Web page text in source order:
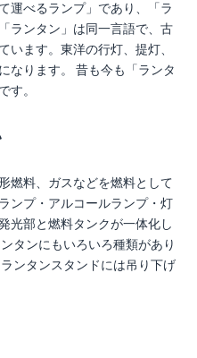
運べるランプ」であり、「ラ
ランタン」は同一言語で、古
います。東洋の行灯、提灯、
なります。 昔も今も「ランタ
す。
燃料、ガスなどを燃料として
ンプ・アルコールランプ・灯
光部と燃料タンクが一体化し
タンにもいろいろ種類があり
ンタンスタンドには吊り下げ